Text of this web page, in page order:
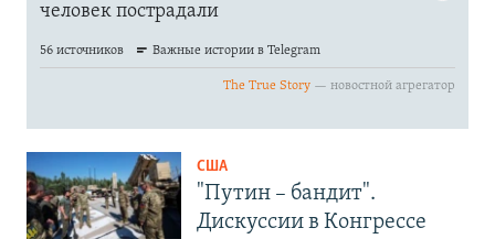
США
"Путин – бандит".
Дискуссии в Конгрессе